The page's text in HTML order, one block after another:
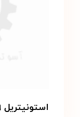
استونیتریل ۹۹.۹% ۱۰۰۰۳۰ (Acetonitrile)